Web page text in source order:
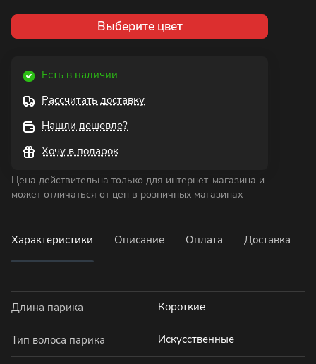
Выберите цвет
Есть в наличии
Рассчитать доставку
Нашли дешевле?
Хочу в подарок
Цена действительна только для интернет-магазина и
может отличаться от цен в розничных магазинах
Характеристики Описание Оплата Доставка
Длина парика Короткие
Тип волоса парика Искусственные